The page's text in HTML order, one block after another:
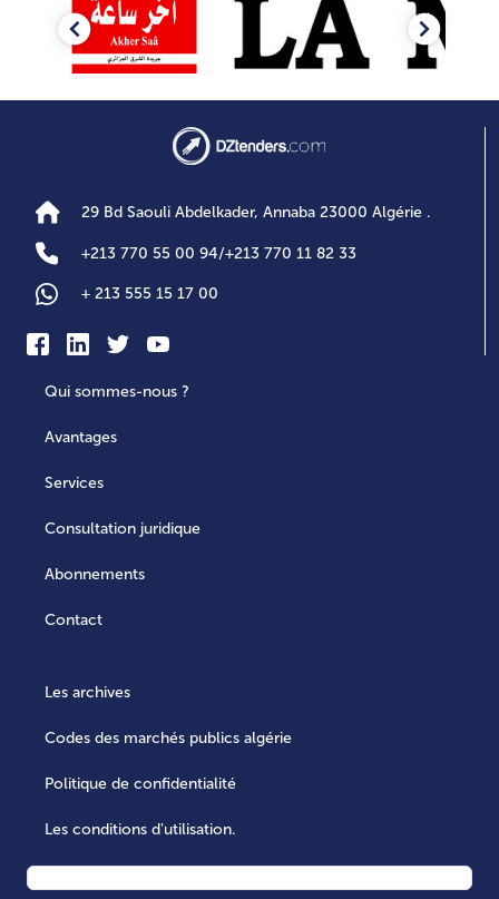
Previous Next
29 Bd Saouli Abdelkader, Annaba 23000 Algérie .
+213 770 55 00 94/+213 770 11 82 33
+ 213 555 15 17 00
Qui sommes-nous ?
Avantages
Services
Consultation juridique
Abonnements
Contact
Les archives
Codes des marchés publics algérie
Politique de confidentialité
Les conditions d'utilisation.